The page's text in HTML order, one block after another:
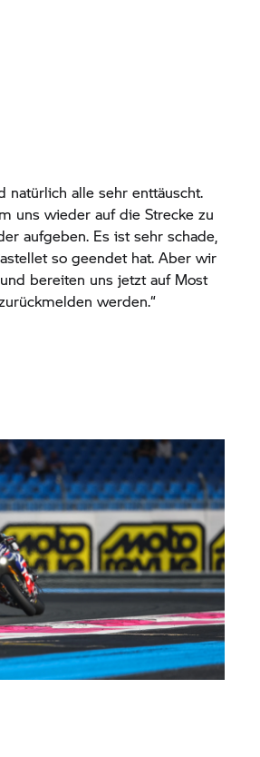
natürlich alle sehr enttäuscht.
uns wieder auf die Strecke zu
aufgeben. Es ist sehr schade,
so geendet hat. Aber wir
bereiten uns jetzt auf Most
werden.“